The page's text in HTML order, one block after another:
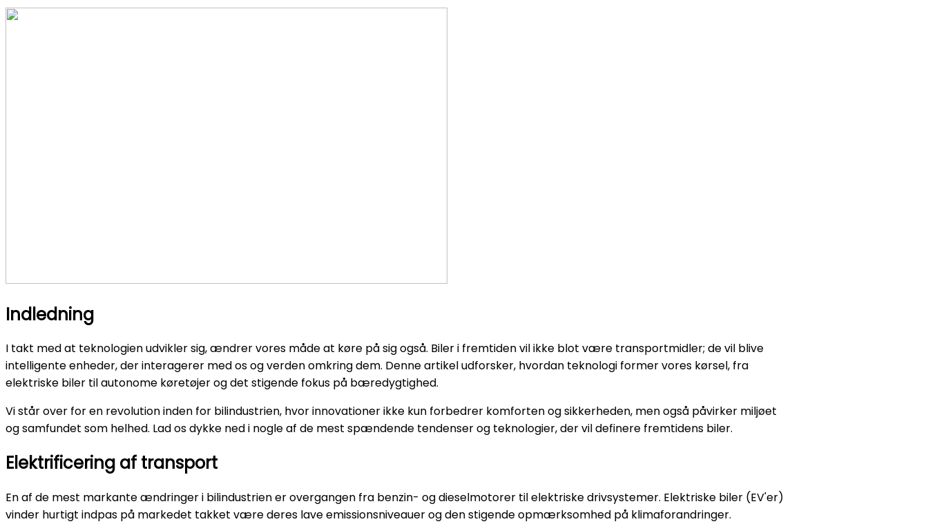
Indledning
I takt med at teknologien udvikler sig, ændrer vores måde at køre på sig også. Biler i fremtiden vil ikke blot være transportmidler; de vil blive
intelligente enheder, der interagerer med os og verden omkring dem. Denne artikel udforsker, hvordan teknologi former vores kørsel, fra
elektriske biler til autonome køretøjer og det stigende fokus på bæredygtighed.
Vi står over for en revolution inden for bilindustrien, hvor innovationer ikke kun forbedrer komforten og sikkerheden, men også påvirker miljøet
og samfundet som helhed. Lad os dykke ned i nogle af de mest spændende tendenser og teknologier, der vil definere fremtidens biler.
Elektrificering af transport
En af de mest markante ændringer i bilindustrien er overgangen fra benzin- og dieselmotorer til elektriske drivsystemer. Elektriske biler (EV'er)
vinder hurtigt indpas på markedet takket være deres lave emissionsniveauer og den stigende opmærksomhed på klimaforandringer.